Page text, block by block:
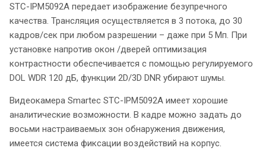
STC-IPM5092A передает изображение безупречного
качества. Трансляция осуществляется в 3 потока, до 30
кадров/сек при любом разрешении – даже при 5 Мп. При
установке напротив окон /дверей оптимизация
контрастности обеспечивается с помощью регулируемого
DOL WDR 120 дБ, функции 2D/3D DNR убирают шумы.
Видеокамера Smartec STC-IPM5092A имеет хорошие
аналитические возможности. В кадре можно задать до
восьми настраиваемых зон обнаружения движения,
имеется система фиксации воздействий на корпус.